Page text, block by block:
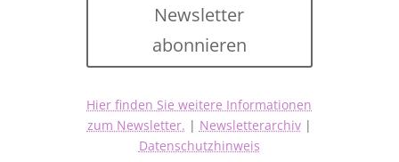
Newsletter
abonnieren
Hier finden Sie weitere Informationen
zum Newsletter. | Newsletterarchiv|
Datenschutzhinweis